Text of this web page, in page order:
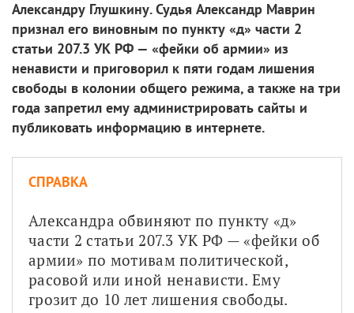
Александру Глушкину. Судья Александр Маврин
признал его виновным по пункту «д» части 2
статьи 207.3 УК РФ — «фейки об армии» из
ненависти и приговорил к пяти годам лишения
свободы в колонии общего режима, а также на три
года запретил ему администрировать сайты и
публиковать информацию в интернете.
СПРАВКА
Александра обвиняют по пункту «д»
части 2 статьи 207.3 УК РФ — «фейки об
армии» по мотивам политической,
расовой или иной ненависти. Ему
грозит до 10 лет лишения свободы.